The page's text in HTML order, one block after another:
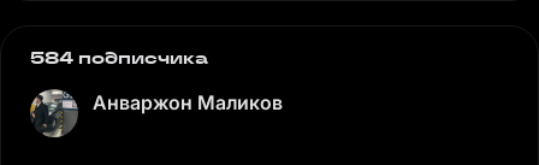
584 подписчика
Анваржон Маликов